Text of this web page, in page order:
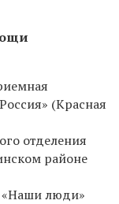
(Красная
отделения
районе
«Наши люди»